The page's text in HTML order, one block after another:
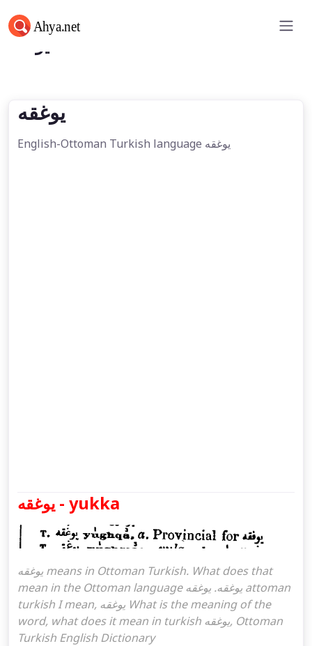
يوغقه
يوغقه
English-Ottoman Turkish language يوغقه
يوغقه - yukka
يوغقه means in Ottoman Turkish. What does that
mean in the Ottoman language يوغقه. يوغقه attoman
turkish I mean, يوغقه What is the meaning of the
word, what does it mean in turkish يوغقه, Ottoman
Turkish English Dictionary